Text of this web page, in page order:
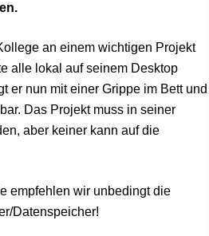
an einem wichtigen Projekt
alle lokal auf seinem Desktop
er nun mit einer Grippe im Bett und
Das Projekt muss in seiner
aber keiner kann auf die
empfehlen wir unbedingt die
Datenspeicher!